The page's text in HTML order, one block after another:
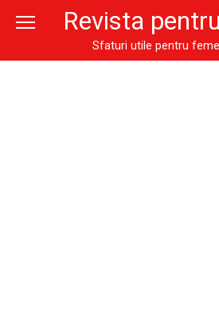
Revista
Sfaturi utile pentru